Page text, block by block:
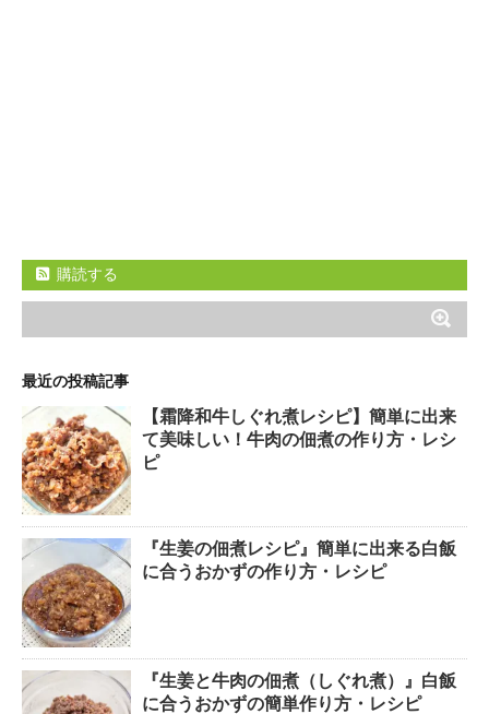
購読する
最近の投稿記事
【霜降和牛しぐれ煮レシピ】簡単に出来
て美味しい！牛肉の佃煮の作り方・レシ
ピ
『生姜の佃煮レシピ』簡単に出来る白飯
に合うおかずの作り方・レシピ
『生姜と牛肉の佃煮（しぐれ煮）』白飯
に合うおかずの簡単作り方・レシピ